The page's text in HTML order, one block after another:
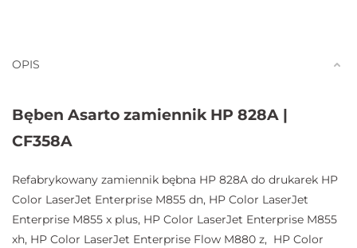
OPIS
Bęben Asarto zamiennik HP 828A |
CF358A
Refabrykowany zamiennik bębna HP 828A do drukarek HP
Color LaserJet Enterprise M855 dn, HP Color LaserJet
Enterprise M855 x plus, HP Color LaserJet Enterprise M855
xh, HP Color LaserJet Enterprise Flow M880 z, HP Color